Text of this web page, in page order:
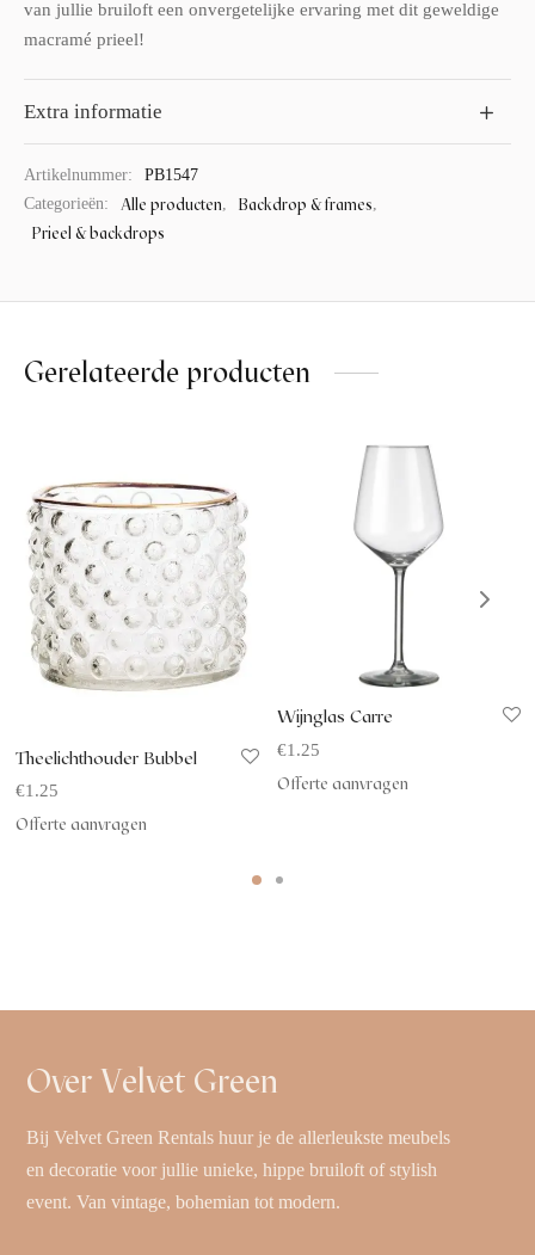
van jullie bruiloft een onvergetelijke ervaring met dit geweldige
macramé prieel!
Extra informatie
Artikelnummer:
PB1547
Categorieën:
Alle producten, Backdrop & frames,
Prieel & backdrops
Gerelateerde producten
Theelichthouder Bubbel
€1.25
Offerte aanvragen
Wijnglas Carre
€1.25
Offerte aanvragen
Over Velvet Green
Bij Velvet Green Rentals huur je de allerleukste meubels
en decoratie voor jullie unieke, hippe bruiloft of stylish
event. Van vintage, bohemian tot modern.